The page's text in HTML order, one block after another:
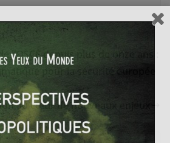
l’OSCE depuis plus de onze ans :
pour la sécurité europée
au cœur de nouveaux enjeux